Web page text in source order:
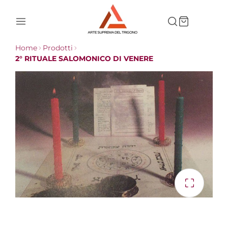
Home
Prodotti
2° RITUALE SALOMONICO DI VENERE